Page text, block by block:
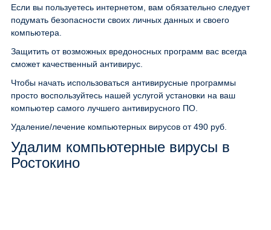
Если вы пользуетесь интернетом, вам обязательно следует
подумать безопасности своих личных данных и своего
компьютера.
Защитить от возможных вредоносных программ вас всегда
сможет качественный антивирус.
Чтобы начать использоваться антивирусные программы
просто воспользуйтесь нашей услугой установки на ваш
компьютер самого лучшего антивирусного ПО.
Удаление/лечение компьютерных вирусов от 490 руб.
Удалим компьютерные вирусы в
Ростокино